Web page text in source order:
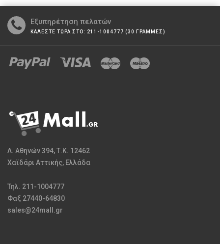
Εξυπηρέτηση πελατών
ΚΑΛΕΣΤΕ ΤΩΡΑ ΣΤΟ: 211-1004777 (30 ΓΡΑΜΜΕΣ)
Λ. Αθηνών 394, Τ.Κ. 12462
Χαϊδάρι Αττικής, Ελλάδα
Τηλ. 211-1004777
Φαξ 27440-64830
sales@24mall.gr